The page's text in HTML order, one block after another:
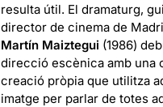
resulta útil. El dramaturg,
director de cinema de
Martín Maiztegui (1986)
direcció escènica amb una
creació pròpia que utilitza
imatge per parlar de totes